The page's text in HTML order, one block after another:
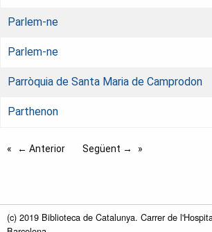
Parlem-ne
Parlem-ne
Parròquia de Santa Maria de Camprodon
Parthenon
← Anterior Següent →
(c) 2019 Biblioteca de Catalunya. Carrer de